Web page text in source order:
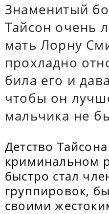
Знаменитый
Тайсон очень
мать Лорну
прохладно
била его и
чтобы он
мальчика не
Детство
криминальном
быстро стал
группировок,
своими